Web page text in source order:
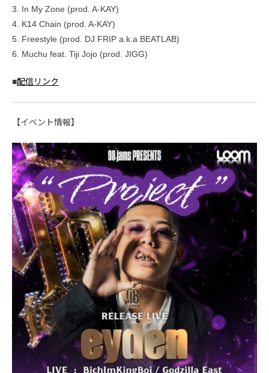
3. In My Zone (prod. A-KAY)
4. K14 Chain (prod. A-KAY)
5. Freestyle (prod. DJ FRIP a.k.a BEATLAB)
6. Muchu feat. Tiji Jojo (prod. JIGG)
■配信リンク
【イベント情報】